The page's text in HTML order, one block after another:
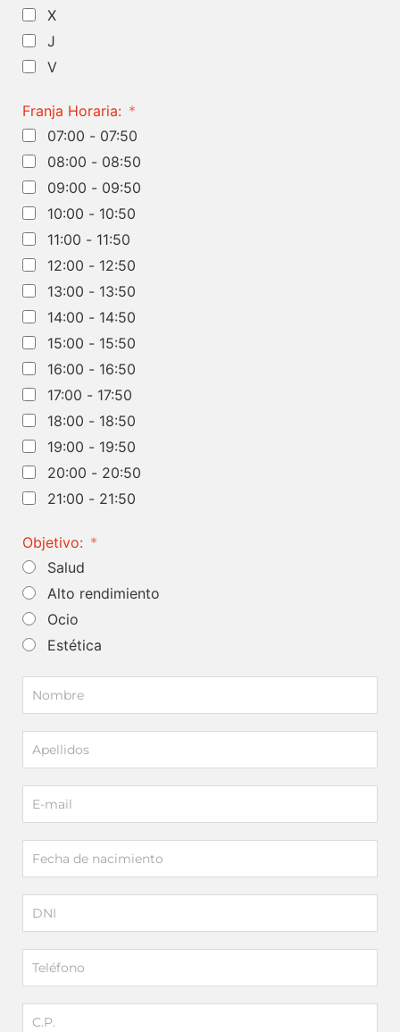
X
J
V
Franja Horaria:
07:00 - 07:50
08:00 - 08:50
09:00 - 09:50
10:00 - 10:50
11:00 - 11:50
12:00 - 12:50
13:00 - 13:50
14:00 - 14:50
15:00 - 15:50
16:00 - 16:50
17:00 - 17:50
18:00 - 18:50
19:00 - 19:50
20:00 - 20:50
21:00 - 21:50
Objetivo:
Salud
Alto rendimiento
Ocio
Estética